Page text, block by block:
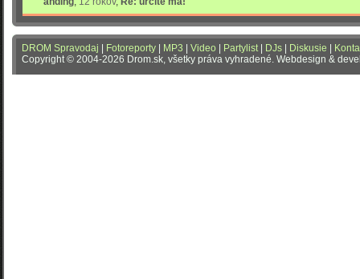
DROM Spravodaj Fotoreporty MP3 Video Partylist| DJs Diskusie
Copyright © 2004-2026 Drom.sk, všetky práva vyhradené. Webdesign &